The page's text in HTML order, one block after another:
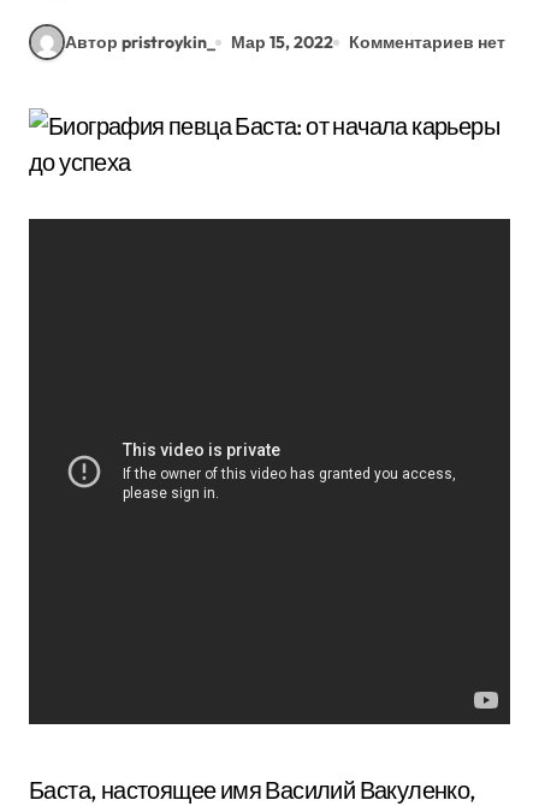
Автор pristroykin_ Мар 15, 2022 Комментариев нет
Баста, настоящее имя Василий Вакуленко,